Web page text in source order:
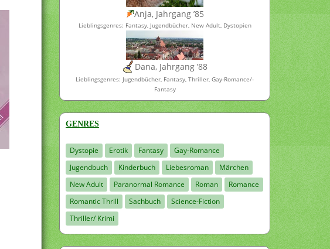
Anja, Jahrgang ’85
Lieblingsgenres: Fantasy, Jugendbücher, New Adult, Dystopien
Dana, Jahrgang ’88
Lieblingsgenres: Jugendbücher, Fantasy, Thriller, Gay-Romance/-
Fantasy
GENRES
Dystopie Erotik Fantasy
Gay-Romance
Jugendbuch
Kinderbuch Liebesroman
Märchen
New Adult
Paranormal Romance Roman
Romance
Romantic Thrill
Sachbuch
Science-Fiction
Thriller/ Krimi